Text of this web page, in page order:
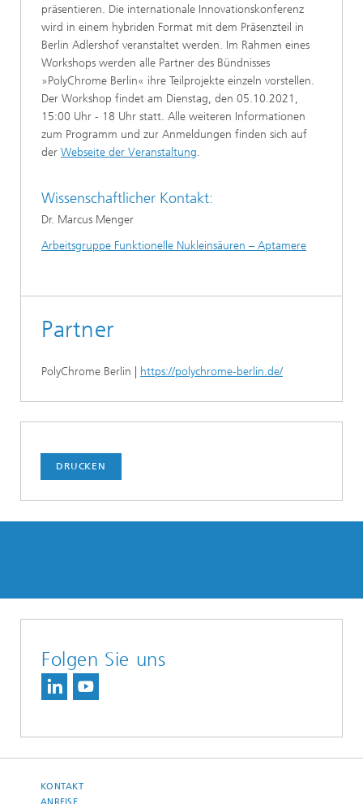
präsentieren. Die internationale Innovationskonferenz
wird in einem hybriden Format mit dem Präsenzteil in
Berlin Adlershof veranstaltet werden. Im Rahmen eines
Workshops werden alle Partner des Bündnisses
»PolyChrome Berlin« ihre Teilprojekte einzeln vorstellen.
Der Workshop findet am Dienstag, den 05.10.2021,
15:00 Uhr - 18 Uhr statt. Alle weiteren Informationen
zum Programm und zur Anmeldungen finden sich auf
der Webseite der Veranstaltung.
Wissenschaftlicher Kontakt:
Dr. Marcus Menger
Arbeitsgruppe Funktionelle Nukleinsäuren – Aptamere
Partner
PolyChrome Berlin | https://polychrome-berlin.de/
DRUCKEN
Folgen Sie uns
KONTAKT
ANREISE